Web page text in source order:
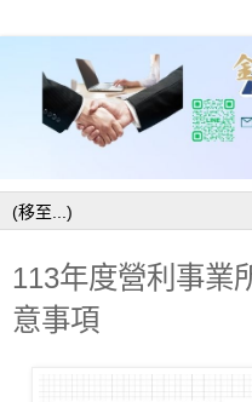
113年度營利事業
意事項